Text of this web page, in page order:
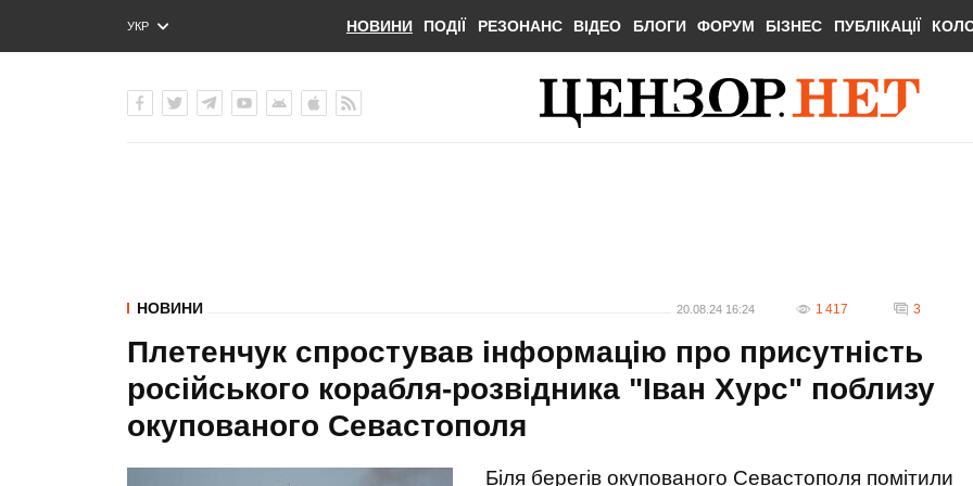
УКР
ENG
НОВИНИ ПОДІЇ РЕЗОНАНС ВІДЕО БЛОГИ ФОРУМ БІЗНЕС ПУБЛІКАЦІЇ
НОВИНИ 20.08.24 16:24 1 417 3
Плетенчук спростував інформацію про присутність
російського корабля-розвідника "Іван Хурс" поблизу
окупованого Севастополя
Біля берегів окупованого Севастополя помітили